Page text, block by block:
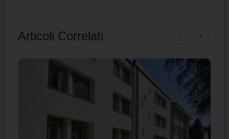
Articoli Correlati